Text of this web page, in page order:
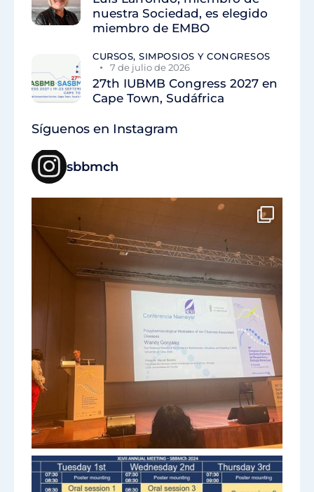
nuestra Sociedad, es elegido
miembro de EMBO
CURSOS, SIMPOSIOS Y CONGRESOS
7 de julio de 2026
27th IUBMB Congress 2027 en
Cape Town, Sudáfrica
Síguenos en Instagram
sbbmch